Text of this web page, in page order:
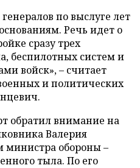
по выслуге лет
Речь идет о
сразу трех
беспилотных систем и
войск», – считает
и политических
обратил внимание на
Валерия
министра обороны –
тыла. По его